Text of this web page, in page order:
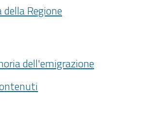
Regione
dell'emigrazione